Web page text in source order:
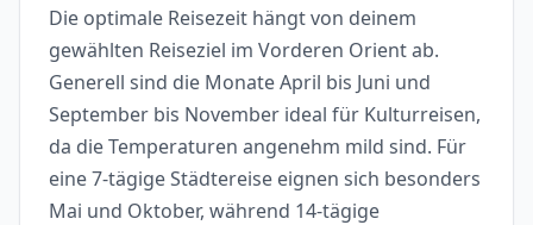
Die optimale Reisezeit hängt von deinem
gewählten Reiseziel im Vorderen Orient ab.
Generell sind die Monate April bis Juni und
September bis November ideal für Kulturreisen,
da die Temperaturen angenehm mild sind. Für
eine 7-tägige Städtereise eignen sich besonders
Mai und Oktober, während 14-tägige